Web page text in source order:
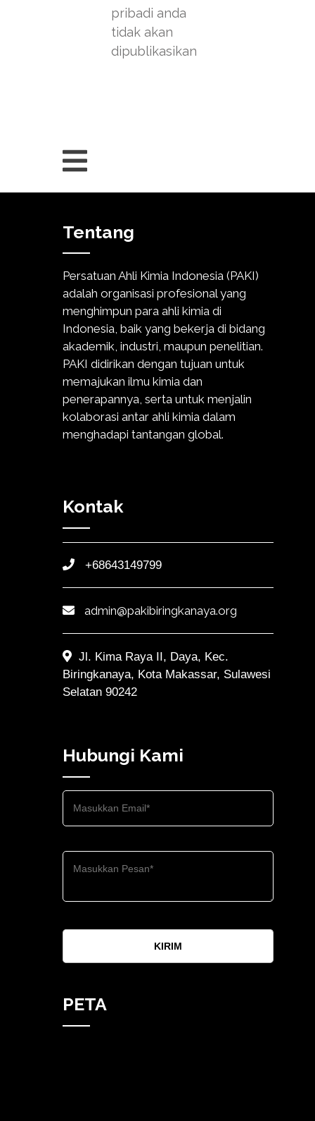
pribadi anda
tidak akan
dipublikasikan
Tentang
Persatuan Ahli Kimia Indonesia (PAKI)
adalah organisasi profesional yang
menghimpun para ahli kimia di
Indonesia, baik yang bekerja di bidang
akademik, industri, maupun penelitian.
PAKI didirikan dengan tujuan untuk
memajukan ilmu kimia dan
penerapannya, serta untuk menjalin
kolaborasi antar ahli kimia dalam
menghadapi tantangan global.
Kontak
+68643149799
admin@pakibiringkanaya.org
Jl. Kima Raya II, Daya, Kec.
Biringkanaya, Kota Makassar, Sulawesi
Selatan 90242
Hubungi Kami
KIRIM
PETA